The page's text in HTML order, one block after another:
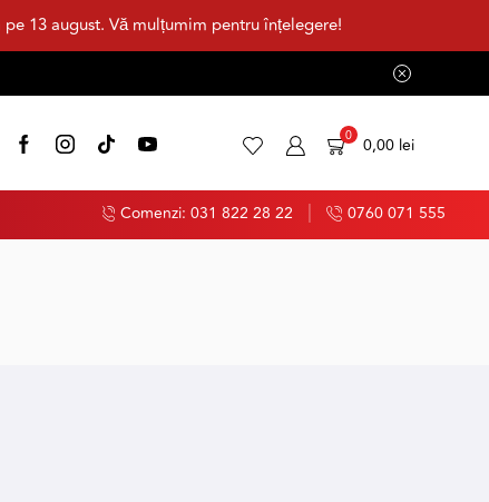
13 august. Vă mulțumim pentru înțelegere!
0 0,00 lei
Comenzi: 031 822 28 22 0760 071 555